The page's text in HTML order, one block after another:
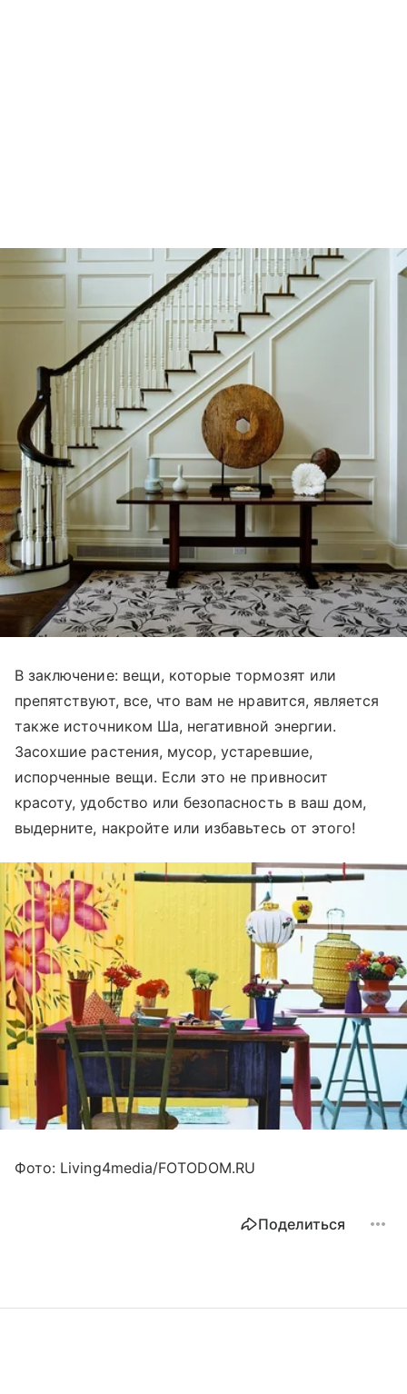
В заключение: вещи, которые тормозят или
препятствуют, все, что вам не нравится, является
также источником Ша, негативной энергии.
Засохшие растения, мусор, устаревшие,
испорченные вещи. Если это не привносит
красоту, удобство или безопасность в ваш дом,
выдерните, накройте или избавьтесь от этого!
Фото: Living4media/FOTODOM.RU
Поделиться